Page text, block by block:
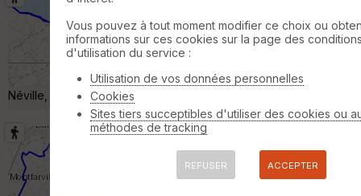
Valcanville
Randonnée Pédestre 21 km
Capitainerie, Moulin de Crabec, Pointe de
Néville, Phare de Gatteville »
Randonnée Pédestre 8 km
Vous pouvez à tout moment modifier ce choix ou
informations sur ces cookies sur la page des
d'utilisation du service :
Utilisation de vos données personnelles
Cookies
Sites tiers succeptibles d'utiliser des cookies ou
méthodes de tracking
REFUSER ACCEPTER